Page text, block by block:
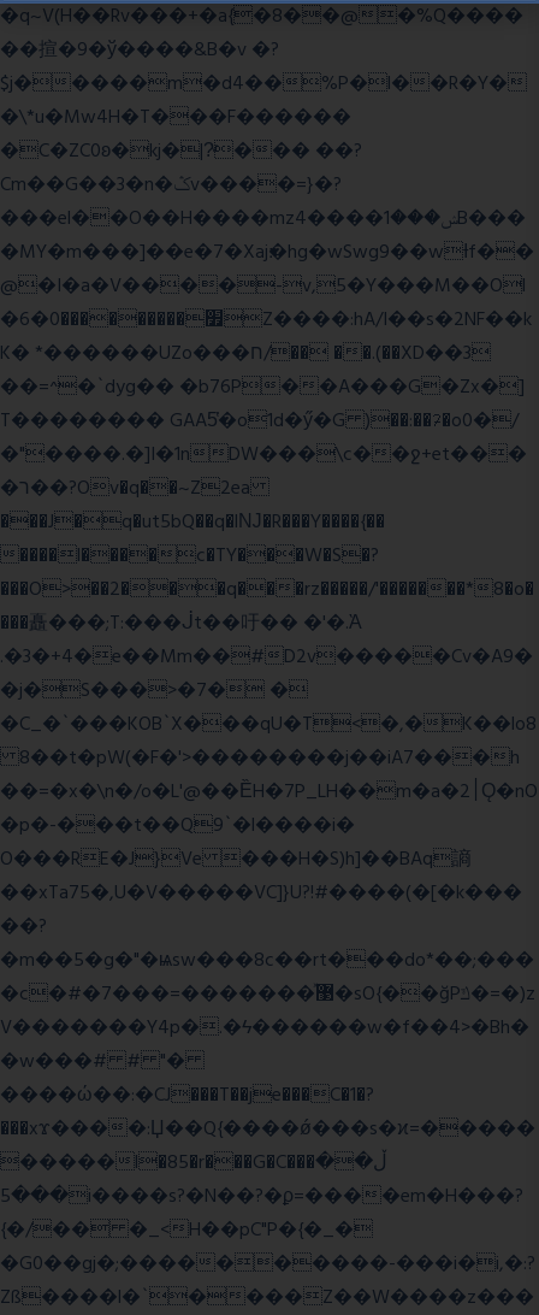
�q~V(H��Rv���+�a{�8��@�%Q����
��揎�9�ў����&B�v �?
$j�����m�d4��%P�l��R�Y�
�\*u�Mw4H�T���F������
�C�ZC0ʚ�kj�|?ͮ��� ��?
Cm��G��3�n�ݣv����=}�?
���el��O��H����mzݾ���1����4B���
�MY�m���]��e�7�Xaj׃�hg�wSwg9��wƗf��
@�I�a�V����-v,5�Y���M��Ol
�׿���������0�6Z����:hA/I��s�2NF��k
K� *������UZo���ח/�� ��.(��XD��3
��=^�`dyg�� �b76P��A���G�Zx�]
T�������� GAA5̔�o1d�ӳ�G )��:��ℱ�o0�/
�"����.�]I�1nDW���\c��ջ+et���
�ר��?Ov�q��~Z2ea
���J�q�ut5bQ��q�lǊ�R���Y����{��
����l����c�TY���W�S�?
���O>��2���q���rz�����/'�������*8�o�
���矗���;T:���ᒎt��吁�� �'�.Ὰ
.�3�+4�e��Mm��#D2v�����Cv�A9�
�j�S���>�7� �
�C_�`���KOB`X���qU�T<�,�K��lo8
8��t�pW(�F�'>��������j��iA7���h
��=�x�\n�/o�L'@��ȄH�7P_LH��m�a�2׀Ǫ�nO
�p�-���t��Q9`�l����i�
O���RE�J}Ve ���H�S)h]��BAq謪
��xTa75�,U�V�����VC]}U?!#����(�[�k���
��?
�m��5�g�"�ѩsw���8c��rt���do*��;���
�c�#�޳�ͯ������=���7�sO{��ğPݿ�=�)z
V�������Y4p�.�ϟ������w�f��4>�Bh�
�w���# # "�
����ώ��:�CJ���T��je���C�1�?
���xϫ����:Џ��Q{����ǿ���s�ϰ=�����
�����l�85�r���G�C���ڵ��
���5i����s?�N��?�ϼ=����em�H���?
{�/�� �_<H��pC"P�{�_�
�G0��gj�;����������-���i�i,�:?
Zß����l�`����Z��W����z���